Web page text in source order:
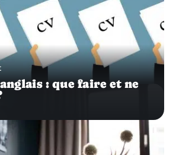
: que faire et ne